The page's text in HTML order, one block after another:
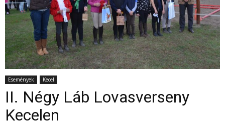
Események Kecel
II. Négy Láb Lovasverseny
Kecelen